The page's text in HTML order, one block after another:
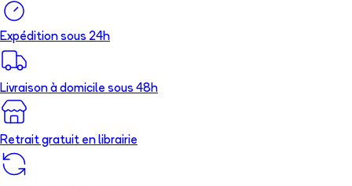
Expédition sous 24h
Livraison à domicile sous 48h
Retrait gratuit en librairie